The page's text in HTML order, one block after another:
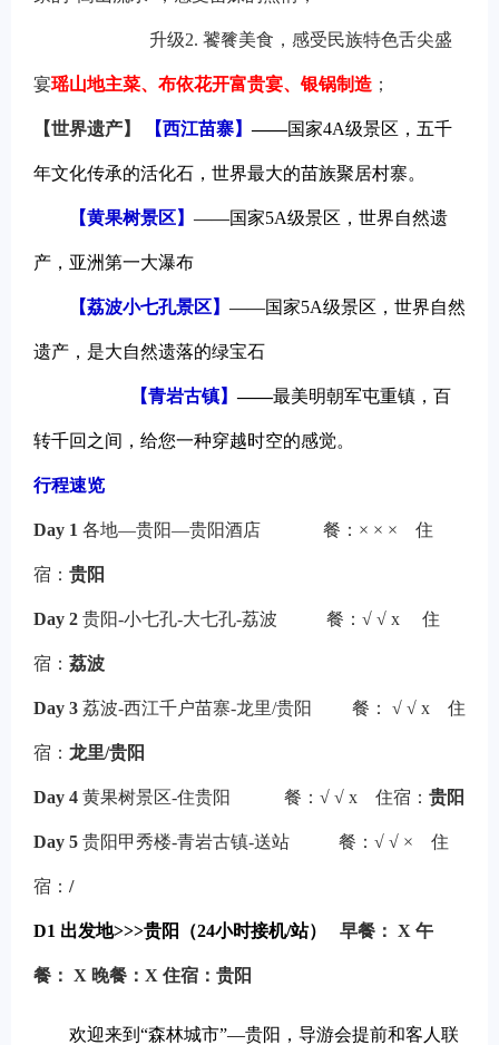
升级2. 饕餮美食，感受民族特色舌尖盛
宴瑶山地主菜、布依花开富贵宴、银锅制造 ；
【世界遗产】 【西江苗寨】——国家4A级景区，五千
年文化传承的活化石，世界最大的苗族聚居村寨。
【黄果树景区】 ——国家5A级景区，世界自然遗
产，亚洲第一大瀑布
【荔波小七孔景区】 ——国家5A级景区，世界自然
遗产，是大自然遗落的绿宝石
【青岩古镇】——最美明朝军屯重镇，百
转千回之间，给您一种穿越时空的感觉。
行程速览
Day 1 各地—贵阳—贵阳酒店 餐： × × × 住
宿： 贵阳
Day 2 贵阳-小七孔-大七孔-荔波 餐： √ √ x 住
宿： 荔波
Day 3 荔波-西江千户苗寨-龙里/贵阳 餐： √ √ x 住
宿： 龙里/贵阳
Day 4 黄果树景区-住贵阳 餐： √ √ x 住宿： 贵阳
Day 5 贵阳甲秀楼-青岩古镇-送站 餐： √ √ × 住
宿： /
D1 出发地>>>贵阳（24小时接机/站） 早餐： X 午
餐： X 晚餐：X 住宿：贵阳
欢迎来到“森林城市”—贵阳，导游会提前和客人联